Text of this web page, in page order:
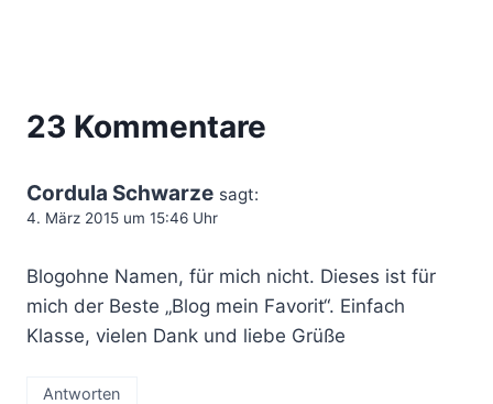
23 Kommentare
Cordula Schwarze sagt:
4. März 2015 um 15:46 Uhr
Blogohne Namen, für mich nicht. Dieses ist für
mich der Beste „Blog mein Favorit“. Einfach
Klasse, vielen Dank und liebe Grüße
Antworten